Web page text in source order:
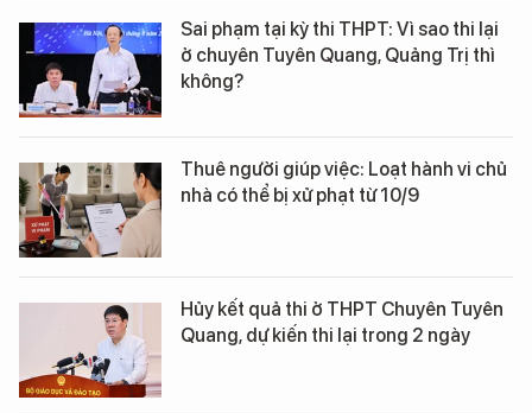
Sai phạm tại kỳ thi THPT: Vì sao thi lại
ở chuyên Tuyên Quang, Quảng Trị thì
không?
Thuê người giúp việc: Loạt hành vi chủ
nhà có thể bị xử phạt từ 10/9
Hủy kết quả thi ở THPT Chuyên Tuyên
Quang, dự kiến thi lại trong 2 ngày